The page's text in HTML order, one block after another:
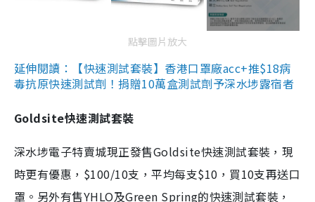
點擊圖片放大
延伸閱讀：【快速測試套裝】香港口罩廠acc+推$18病
毒抗原快速測試劑！捐贈10萬盒測試劑予深水埗露宿者
Goldsite快速測試套裝
深水埗電子特賣城現正發售Goldsite快速測試套裝，現
時更有優惠，$100/10支，平均每支$10，買10支再送口
罩。另外有售YHLO及Green Spring的快速測試套裝，